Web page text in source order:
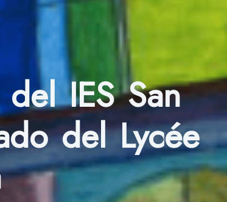
IES San
del Lycée